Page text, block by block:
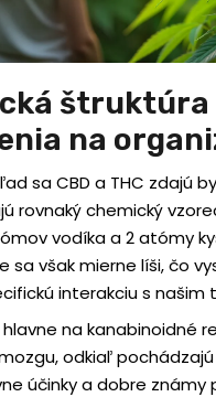
štruktúra
na
sa CBD a THC zdajú
rovnaký chemický
vodíka a 2 atómy
sa však mierne líši, čo
interakciu s našim
na kanabinoidné
odkiaľ
účinky a dobre známy